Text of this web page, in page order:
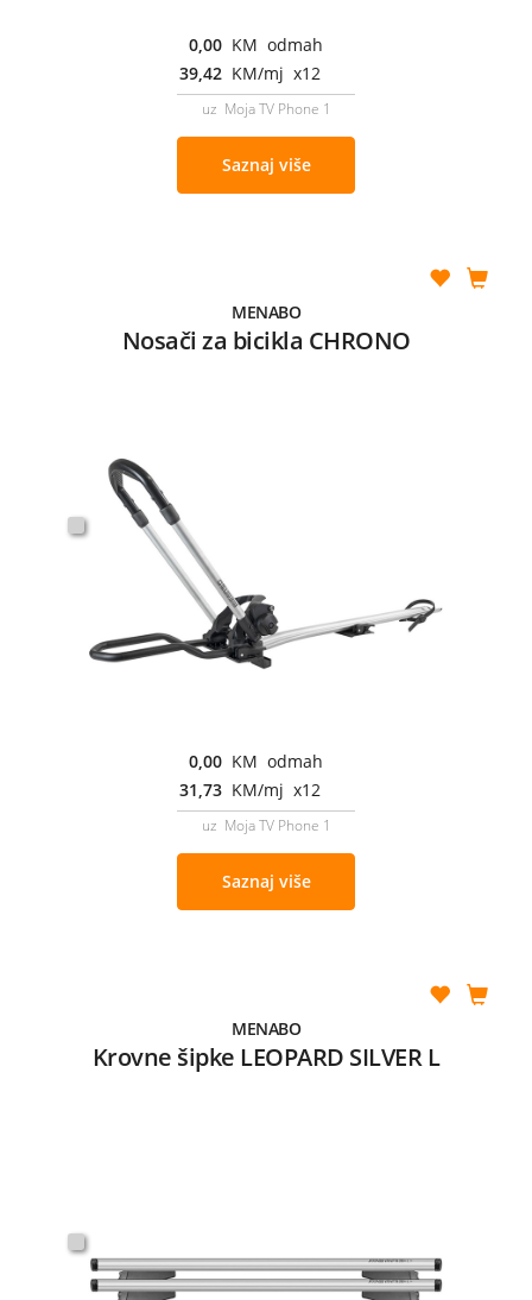
0,00 KM odmah
39,42 KM/mj x12
uz Moja TV Phone 1
Saznaj više
MENABO
Nosači za bicikla CHRONO
0,00 KM odmah
31,73 KM/mj x12
uz Moja TV Phone 1
Saznaj više
MENABO
Krovne šipke LEOPARD SILVER L